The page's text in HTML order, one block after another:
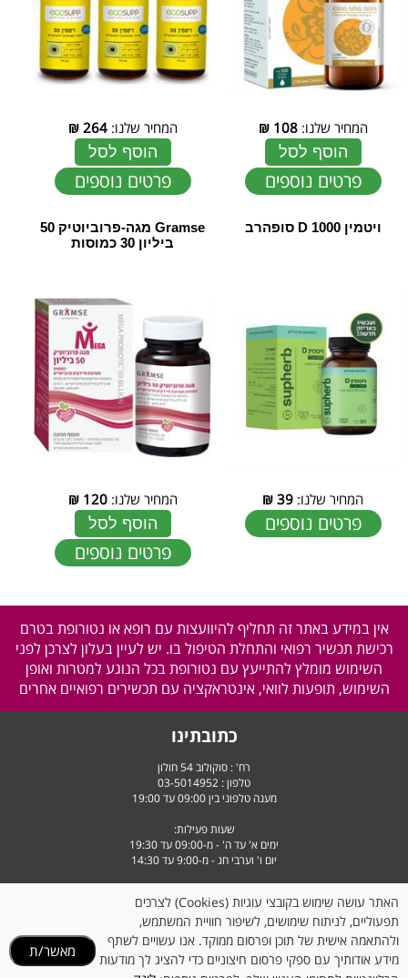
המחיר שלנו:108
₪
הוסף לסל
פרטים נוספים
המחיר שלנו:264
₪
הוסף לסל
פרטים נוספים
ויטמין D 1000 סופהרב
המחיר שלנו: 39
₪
פרטים נוספים
Gramse מגה-פרוביוטיק 50
ביליון 30 כמוסות
המחיר שלנו:120
₪
הוסף לסל
פרטים נוספים
אין במידע באתר זה תחליף להיוועצות עם רופא או נטורופת בטרם
רכישת תכשיר רפואי והתחלת הטיפול בו. יש לעיין בעלון לצרכן לפני
השימוש מומלץ להתייעץ עם נטורופת בכל הנוגע למטרות ואופן
השימוש, תופעות לוואי, אינטראקציה עם תכשירים רפואיים אחרים
כתובתינו
רח' : סוקולוב 54 חולון
טלפון : 03-5014952
מענה טלפוני בין 09:00 עד 19:00
שעות פעילות:
ימים א' עד ה' - מ-09:00 עד 19:30
יום ו' וערבי חג - מ-9:00 עד 14:30
האתר עושה שימוש בקובצי עוגיות (Cookies) לצרכים
תפעוליים, לניתוח שימושים, לשיפור חוויית המשתמש,
ולהתאמה אישית של תוכן ופרסום ממוקד. אנו עשויים לשתף
מידע אודותיך עם ספקי פרסום חיצוניים כדי להציג לך מודעות
מאשר/ת